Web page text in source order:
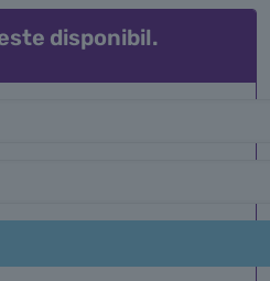
disponibil.